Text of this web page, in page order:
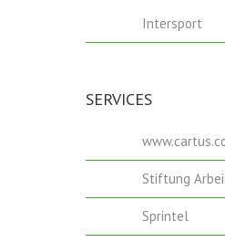
Intersport
SERVICES
Stiftung
Sprintel